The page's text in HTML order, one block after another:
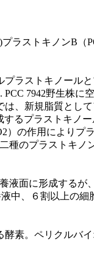
ラストキノンB（
プラストキノール
7942野生株
、新規脂質とし
るプラストキノ
の作用によりプ
種のプラストキノ
液面に形成するが
中、６割以上の細
素。ペリクルバ